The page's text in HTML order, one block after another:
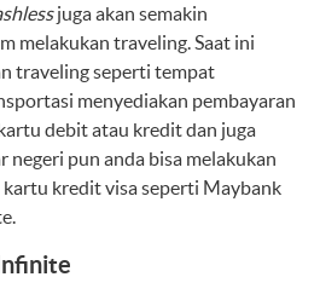
juga akan semakin
melakukan traveling. Saat ini
traveling seperti tempat
menyediakan pembayaran
debit atau kredit dan juga
negeri pun anda bisa melakukan
kredit visa seperti Maybank